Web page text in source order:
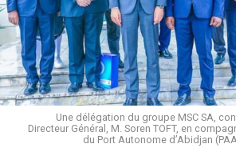
modernes et sûres afin
des économies du Mali et de la Côte
Source: https://www.portabidjan.ci/
delegation-du-groupe-lithium-du-
autonome-dabidjan
Une délégation du groupe MSC SA,
Directeur Général, M. Soren TOFT, en
du Port Autonome d’Abidjan